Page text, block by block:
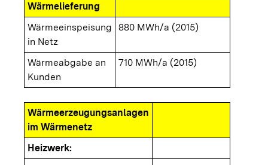
Wärmelieferung
Wärmeeinspeisung
in Netz
880 MWh/a (2015)
Wärmeabgabe an
Kunden
710 MWh/a (2015)
Wärmeerzeugungsanlagen
im Wärmenetz
Heizwerk: